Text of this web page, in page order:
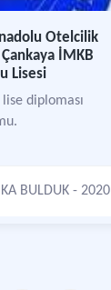
Otelcilik
İMKB
Lisesi
diploması
BULDUK - 2020